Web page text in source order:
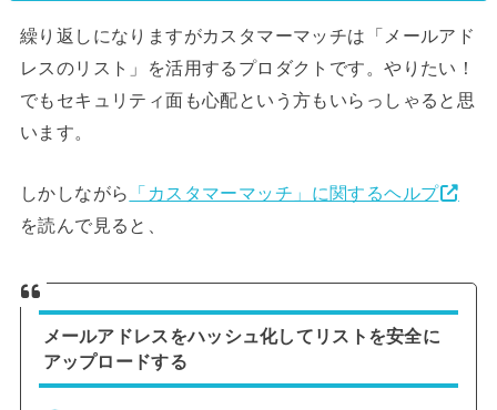
繰り返しになりますがカスタマーマッチは「メールアド
レスのリスト」を活用するプロダクトです。やりたい！
でもセキュリティ面も心配という方もいらっしゃると思
います。
しかしながら
「カスタマーマッチ」に関するヘルプ
を読んで見ると、
メールアドレスをハッシュ化してリストを安全に
アップロードする